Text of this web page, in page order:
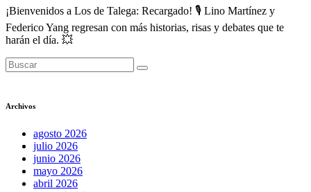
¡Bienvenidos a Los de Talega: Recargado! 🎙️ Lino Martínez y
Federico Yang regresan con más historias, risas y debates que te
harán el día. 💥
Archivos
agosto 2026
julio 2026
junio 2026
mayo 2026
abril 2026